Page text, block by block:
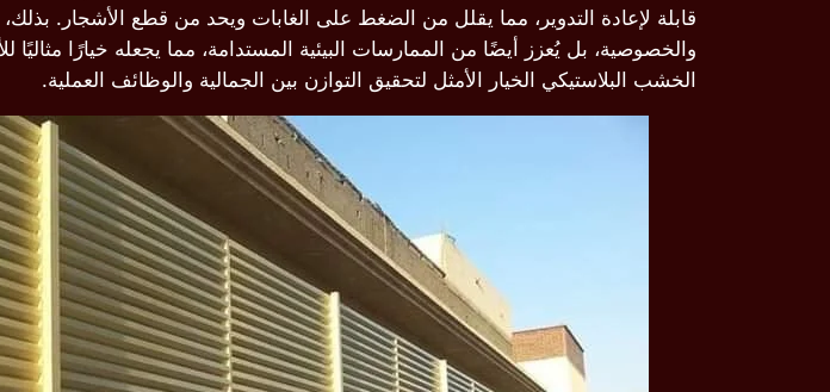
قابلة لإعادة التدوير، مما يقلل من الضغط على الغابات ويحد من قطع الأشجار.
والخصوصية، بل يُعزز أيضًا من الممارسات البيئية المستدامة، مما يجعله خيارًا
الخشب البلاستيكي الخيار الأمثل لتحقيق التوازن بين الجمالية والوظائف العملية.